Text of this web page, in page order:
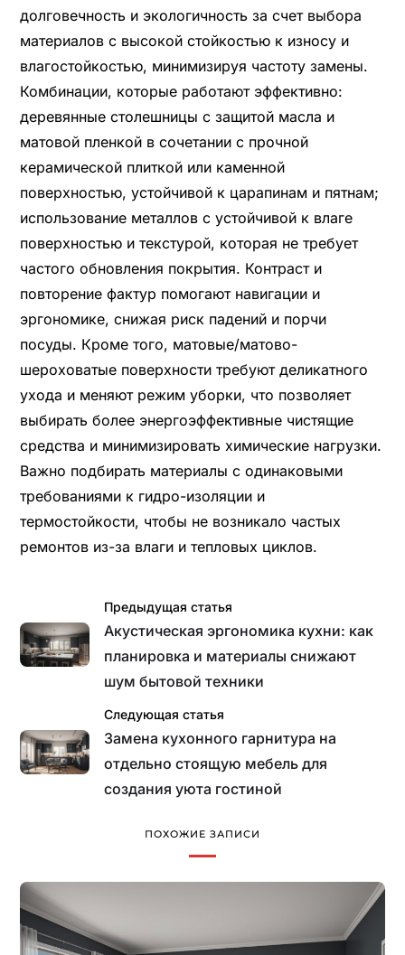
долговечность и экологичность за счет выбора
материалов с высокой стойкостью к износу и
влагостойкостью, минимизируя частоту замены.
Комбинации, которые работают эффективно:
деревянные столешницы с защитой масла и
матовой пленкой в сочетании с прочной
керамической плиткой или каменной
поверхностью, устойчивой к царапинам и пятнам;
использование металлов с устойчивой к влаге
поверхностью и текстурой, которая не требует
частого обновления покрытия. Контраст и
повторение фактур помогают навигации и
эргономике, снижая риск падений и порчи
посуды. Кроме того, матовые/матово-
шероховатые поверхности требуют деликатного
ухода и меняют режим уборки, что позволяет
выбирать более энергоэффективные чистящие
средства и минимизировать химические нагрузки.
Важно подбирать материалы с одинаковыми
требованиями к гидро-изоляции и
термостойкости, чтобы не возникало частых
ремонтов из-за влаги и тепловых циклов.
Предыдущая статья
Акустическая эргономика кухни: как
планировка и материалы снижают
шум бытовой техники
Следующая статья
Замена кухонного гарнитура на
отдельно стоящую мебель для
создания уюта гостиной
ПОХОЖИЕ ЗАПИСИ